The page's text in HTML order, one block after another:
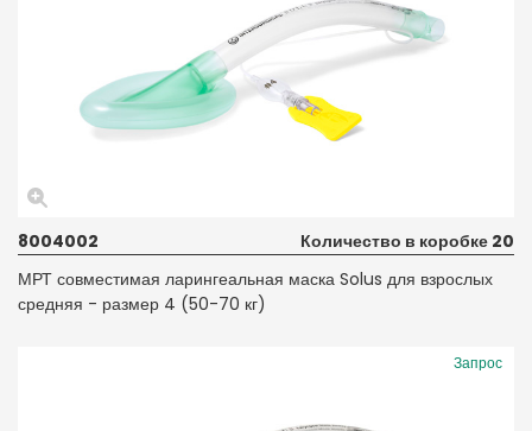
8004002
Количество в коробке 20
МРТ совместимая ларингеальная маска Solus для взрослых
средняя - размер 4 (50-70 кг)
Запрос